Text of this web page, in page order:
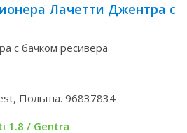
Лачетти Джентра с
с бачком ресивера
Польша. 96837834
1.8 / Gentra